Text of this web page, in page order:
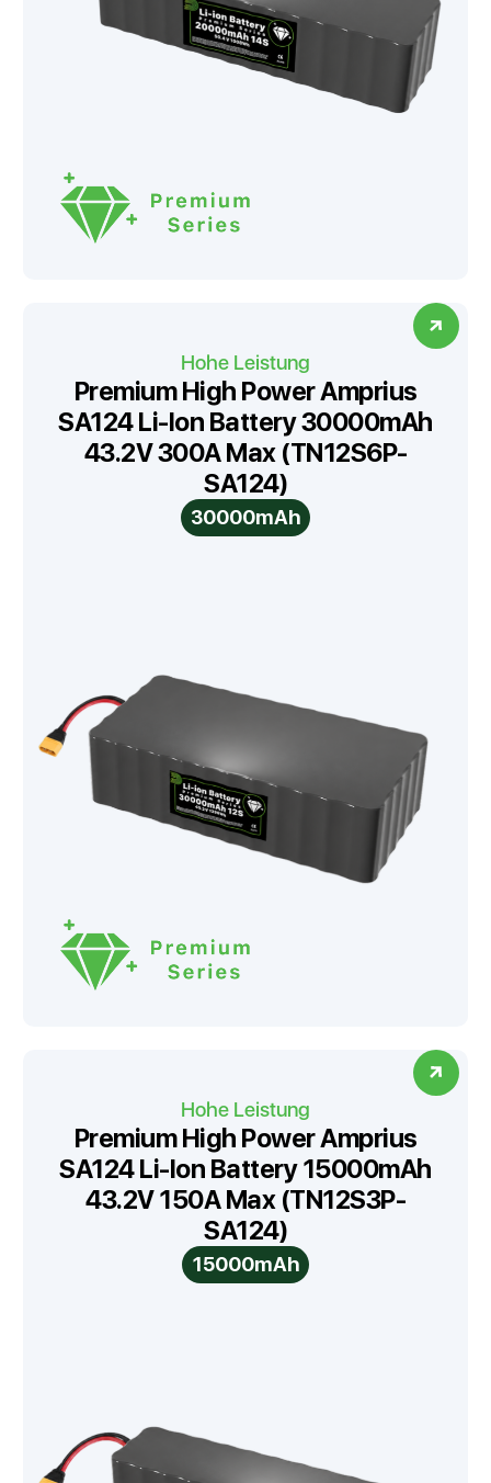
Hohe Leistung
Premium High Power Amprius
SA124 Li-Ion Battery 30000mAh
43.2V 300A Max (TN12S6P-
SA124)
30000mAh
Hohe Leistung
Premium High Power Amprius
SA124 Li-Ion Battery 15000mAh
43.2V 150A Max (TN12S3P-
SA124)
15000mAh